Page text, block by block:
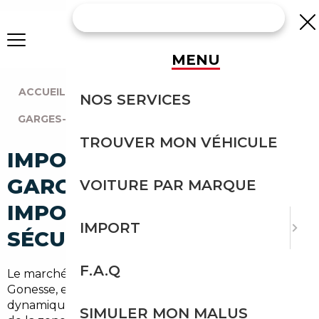
ACCUEIL AGENCE PARIS
GARGES-LÈS-GONESSE (95140)
IMPORT VOITURE À
GARGES-LÈS-GONESSE :
IMPORTEZ EN TOUTE
SÉCURITÉ
Le marché de l'occasion autour de Garges-lès-
Gonesse, en Val-d'Oise (95) et Île-de-France, est
dynamique mais parfois complexe. Que vous veniez
MENU
NOS SERVICES
TROUVER MON VÉHICULE
VOITURE PAR MARQUE
IMPORT
F.A.Q
SIMULER MON MALUS